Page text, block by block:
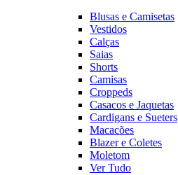
Blusas e Camisetas
Vestidos
Calças
Saias
Shorts
Camisas
Croppeds
Casacos e Jaquetas
Cardigans e Sueters
Macacões
Blazer e Coletes
Moletom
Ver Tudo